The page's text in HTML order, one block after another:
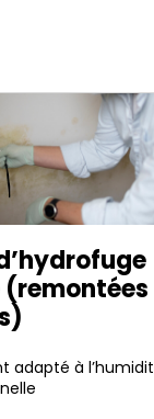
(remontées
adapté à